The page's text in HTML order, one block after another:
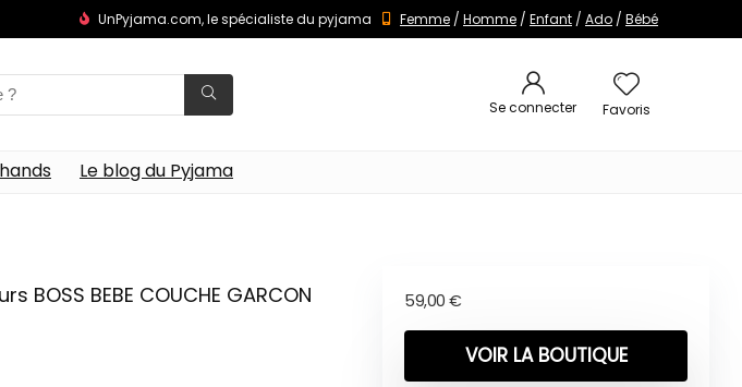
UnPyjama.com, le spécialiste du pyjama Femme / Homme / Enfant / Ado / Bébé
Se connecter Favoris
Le blog du Pyjama
BOSS BEBE COUCHE GARCON
59,00 €
VOIR LA BOUTIQUE